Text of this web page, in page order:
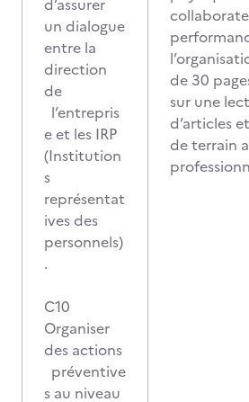
d’assurer
un dialogue
entre la
direction
de
l’entrepris
e et les IRP
(Institution
s
représentat
ives des
personnels)
.
C10
Organiser
des actions
préventive
s au niveau
de 30
sur une
d’articles
de terrain